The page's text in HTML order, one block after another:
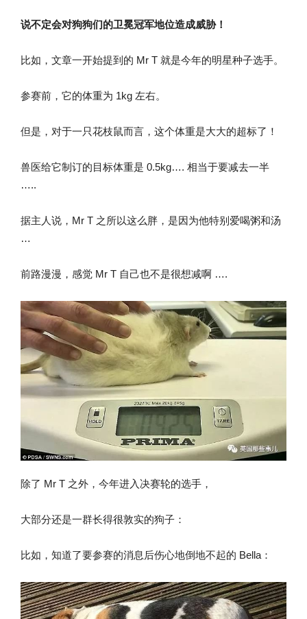
说不定会对狗狗们的卫冕冠军地位造成威胁！
比如，文章一开始提到的 Mr T 就是今年的明星种子选手。
参赛前，它的体重为 1kg 左右。
但是，对于一只花枝鼠而言，这个体重是大大的超标了！
兽医给它制订的目标体重是 0.5kg…. 相当于要减去一半
…..
据主人说，Mr T 之所以这么胖，是因为他特别爱喝粥和汤
…
前路漫漫，感觉 Mr T 自己也不是很想减啊 ….
除了 Mr T 之外，今年进入决赛轮的选手，
大部分还是一群长得很敦实的狗子：
比如，知道了要参赛的消息后伤心地倒地不起的 Bella：